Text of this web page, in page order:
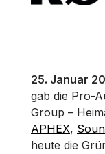
25. Januar
gab die Pro-
Group –
APHEX,
heute die